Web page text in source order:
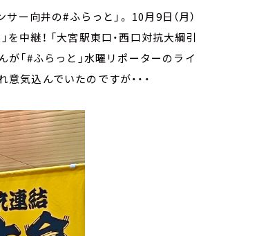
ー向井の#ふらっと」。 10月9日（月）
中継！ 「大宮駅東口・西口対抗大綱引
「#ふらっと」水曜リポーターのライ
気込んでいたのですが・・・